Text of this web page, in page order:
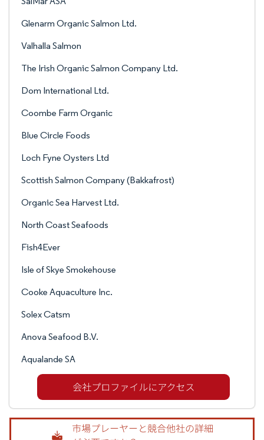
Glenarm Organic Salmon Ltd.
Valhalla Salmon
The Irish Organic Salmon Company Ltd.
Dom International Ltd.
Coombe Farm Organic
Blue Circle Foods
Loch Fyne Oysters Ltd
Scottish Salmon Company (Bakkafrost)
Organic Sea Harvest Ltd.
North Coast Seafoods
Fish4Ever
Isle of Skye Smokehouse
Cooke Aquaculture Inc.
Solex Catsm
Anova Seafood B.V.
Aqualande SA